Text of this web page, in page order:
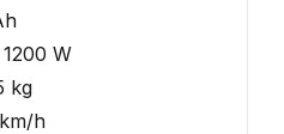
1200 W
kg
h